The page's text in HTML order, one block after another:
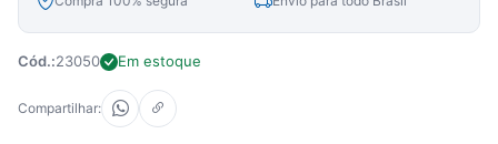
Cód.:23050 Em estoque
Compartilhar: